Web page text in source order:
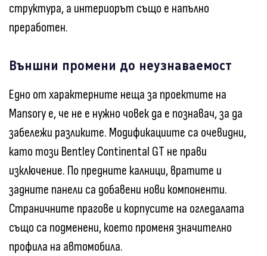
структура, а интериорът също е напълно
преработен.
Външни промени до неузнаваемост
Едно от характерните неща за проектите на
Mansory е, че не е нужно човек да е познавач, за да
забележи разликите. Модификациите са очевидни,
като този Bentley Continental GT не прави
изключение. По предните калници, вратите и
задните панели са добавени нови компоненти.
Страничните прагове и корпусите на огледалата
също са подменени, което променя значително
профила на автомобила.